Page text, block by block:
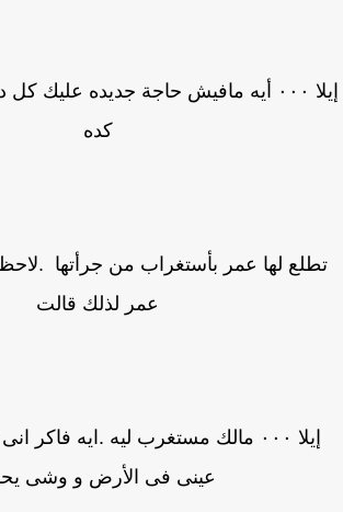
إيلا ٠٠٠ أيه مافيش حاجة جديده عليك
كده
لها عمر بأستغراب من جرأتها .لاحظت
عمر لذلك قالت
إيلا ٠٠٠ مالك مستغرب ليه .ايه فاكر
عينى فى الأرض و وشى يحمر